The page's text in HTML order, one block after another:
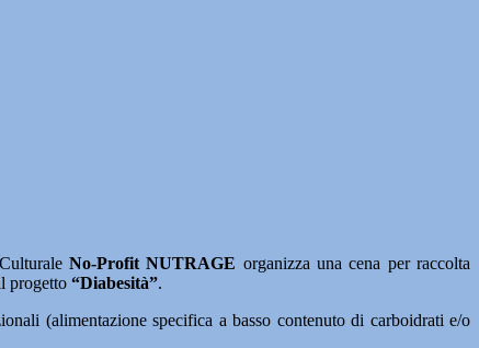
No-Profit NUTRAGE organizza una cena per raccolta
progetto “Diabesità”.
(alimentazione specifica a basso contenuto di carboidrati e/o